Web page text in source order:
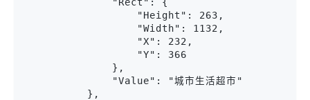
"Height": 263,
"Width": 1132,
"X": 232,
"Y": 366
},
"Value": "城市生活超市"
},